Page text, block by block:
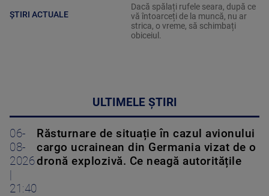
ȘTIRI ACTUALE
Dacă spălați rufele seara, după ce
vă întoarceți de la muncă, nu ar
strica, o vreme, să schimbați
obiceiul.
ULTIMELE ȘTIRI
06-
08-
2026
|
21:40
Răsturnare de situație în cazul avionului
cargo ucrainean din Germania vizat de o
dronă explozivă. Ce neagă autoritățile